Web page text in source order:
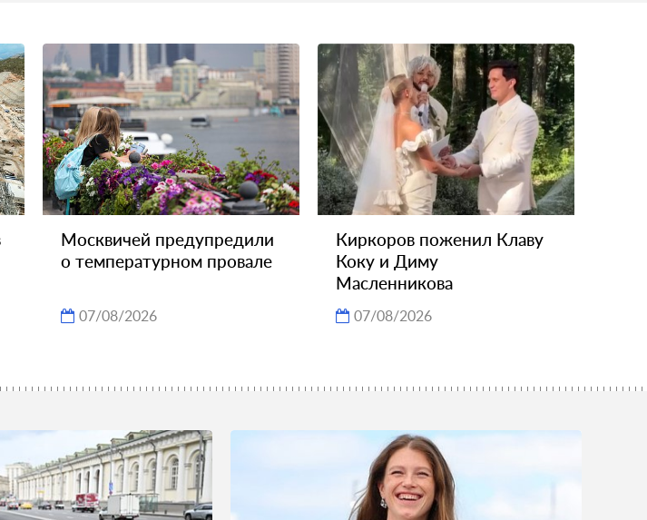
Москвичей предупредили
о температурном провале
07/08/2026
Киркоров поженил Клаву
Коку и Диму
Масленникова
07/08/2026